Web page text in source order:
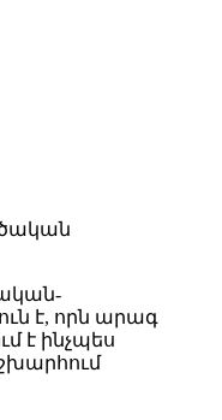
է, որն արագ
է ինչպես